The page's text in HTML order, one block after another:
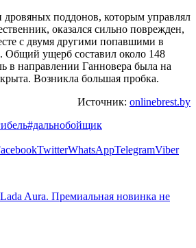
дровяных поддонов, которым управлял
оказался сильно поврежден,
с двумя другими попавшими в
Общий ущерб составил около 148
в направлении Ганновера была на
Возникла большая пробка.
Источник: onlinebrest.by
#дальнобойщик
TwitterWhatsAppTelegramViber
Aura. Премиальная новинка не